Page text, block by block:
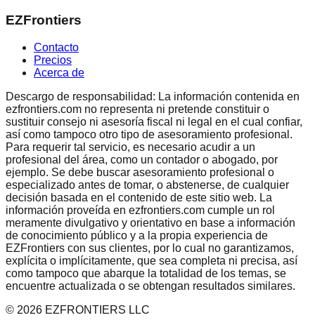
EZFrontiers
Contacto
Precios
Acerca de
Descargo de responsabilidad: La información contenida en
ezfrontiers.com no representa ni pretende constituir o
sustituir consejo ni asesoría fiscal ni legal en el cual confiar,
así como tampoco otro tipo de asesoramiento profesional.
Para requerir tal servicio, es necesario acudir a un
profesional del área, como un contador o abogado, por
ejemplo. Se debe buscar asesoramiento profesional o
especializado antes de tomar, o abstenerse, de cualquier
decisión basada en el contenido de este sitio web. La
información proveída en ezfrontiers.com cumple un rol
meramente divulgativo y orientativo en base a información
de conocimiento público y a la propia experiencia de
EZFrontiers con sus clientes, por lo cual no garantizamos,
explícita o implícitamente, que sea completa ni precisa, así
como tampoco que abarque la totalidad de los temas, se
encuentre actualizada o se obtengan resultados similares.
© 2026 EZFRONTIERS LLC